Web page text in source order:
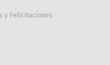
y Felicitaciones